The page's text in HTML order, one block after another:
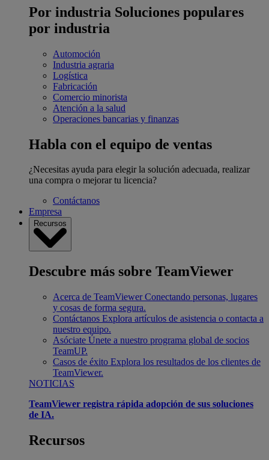
Por industria Soluciones populares
por industria
Automoción
Industria agraria
Logística
Fabricación
Comercio minorista
Atención a la salud
Operaciones bancarias y finanzas
Habla con el equipo de ventas
¿Necesitas ayuda para elegir la solución adecuada, realizar
una compra o mejorar tu licencia?
Contáctanos
Empresa
Recursos
Descubre más sobre TeamViewer
Acerca de TeamViewer Conectando personas, lugares
y cosas de forma segura.
Contáctanos Explora artículos de asistencia o contacta a
nuestro equipo.
Asóciate Únete a nuestro programa global de socios
TeamUP.
Casos de éxito Explora los resultados de los clientes de
TeamViewer.
NOTICIAS
TeamViewer registra rápida adopción de sus soluciones
de IA.
Recursos